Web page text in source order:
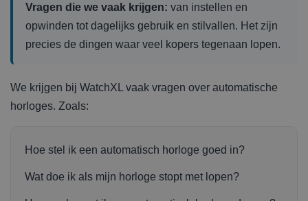
Vragen die we vaak krijgen: van instellen en
opwinden tot dagelijks gebruik en stilvallen. Het zijn
precies de dingen waar veel kopers tegenaan lopen.
We krijgen bij WatchXL vaak vragen over automatische
horloges. Zoals:
Hoe stel ik een automatisch horloge goed in?
Wat doe ik als mijn horloge stopt met lopen?